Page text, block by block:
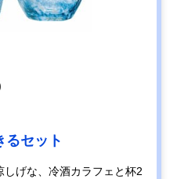
るセット
げな、冷酒カラフェと杯2